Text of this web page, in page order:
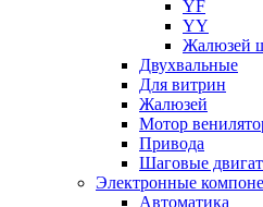
YF
YY
Жалюзей
Двухвальные
Для витрин
Жалюзей
Мотор
Привода
Шаговые
Электронные
Автоматика